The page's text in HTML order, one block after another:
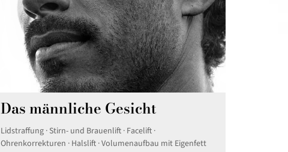
Das männliche Gesicht
Lidstraffung · Stirn- und Brauenlift · Facelift ·
Ohrenkorrekturen · Halslift · Volumenaufbau mit Eigenfett